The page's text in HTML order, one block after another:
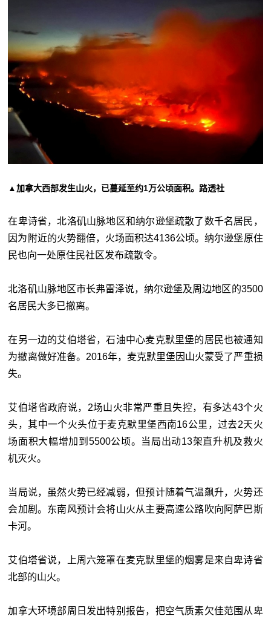
▲加拿大西部发生山火，已蔓延至约1万公顷面积。路透社
在卑诗省，北洛矶山脉地区和纳尔逊堡疏散了数千名居民，
因为附近的火势翻倍，火场面积达4136公顷。纳尔逊堡原住
民也向一处原住民社区发布疏散令。
北洛矶山脉地区市长弗雷泽说，纳尔逊堡及周边地区的3500
名居民大多已撤离。
在另一边的艾伯塔省，石油中心麦克默里堡的居民也被通知
为撤离做好准备。2016年，麦克默里堡因山火蒙受了严重损
失。
艾伯塔省政府说，2场山火非常严重且失控，有多达43个火
头，其中一个火头位于麦克默里堡西南16公里，过去2天火
场面积大幅增加到5500公顷。当局出动13架直升机及救火
机灭火。
当局说，虽然火势已经减弱，但预计随着气温飙升，火势还
会加剧。东南风预计会将山火从主要高速公路吹向阿萨巴斯
卡河。
艾伯塔省说，上周六笼罩在麦克默里堡的烟雾是来自卑诗省
北部的山火。
加拿大环境部周日发出特别报告，把空气质素欠佳范围从卑